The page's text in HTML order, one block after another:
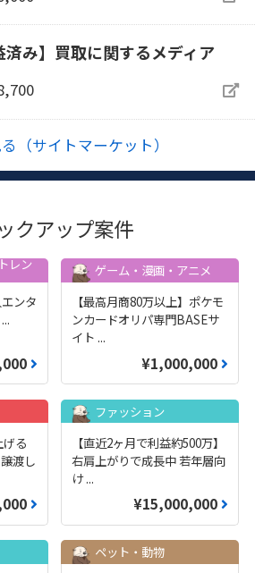
済み】買取に関するメディア
（サイトマーケット）
クアップ案件
レン
ンタ
...
ゲーム・漫画・アニメ
【最高月商80万以上】ポケモ
ンカードオリパ専門BASEサ
イト ...
¥1,000,000
る
渡し
ファッション
【直近2ヶ月で利益約500万】
右肩上がりで成長中 若年層向
け...
¥15,000,000
ペット・動物